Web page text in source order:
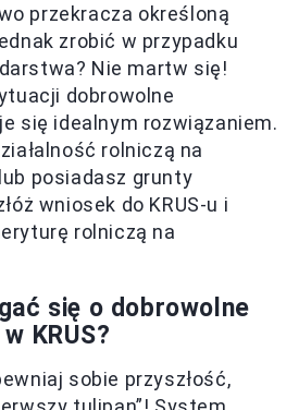
przekracza określoną
zrobić w przypadku
Nie martw się!
dobrowolne
się idealnym rozwiązaniem.
rolniczą na
posiadasz grunty
wniosek do KRUS-u i
rolniczą na
się o dobrowolne
KRUS?
sobie przyszłość,